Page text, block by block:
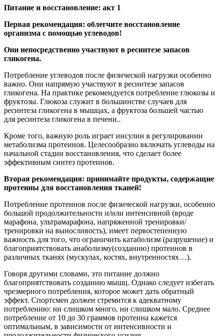
Питание и восстановление: акт 1
Первая рекомендация: облегчите восстановление
организма с помощью углеводов!
Они непосредственно участвуют в ресинтезе запасов
гликогена.
Потребление углеводов после физической нагрузки особенно
важно. Они напрямую участвуют в ресинтезе запасов
гликогена. На практике рекомендуется потребление глюкозы и
фруктозы. Глюкоза служит в большинстве случаев для
ресинтеза гликогена в мышцах, а фруктоза большей частью
для ресинтеза гликогена в печени..
Кроме того, важную роль играет инсулин в регулировании
метаболизма протеинов. Целесообразно включать углеводы на
начальной стадии восстановления, что сделает более
эффективным синтез протеинов.
Вторая рекомендация: принимайте продукты, содержащие
протеины для восстановления тканей!
Потребление протеинов после физической нагрузки, особенно
большой продолжительности и/или интенсивной (вроде
марафона, ультрамарафона, напряженной тренировки/
тренировки на выносливость), имеет первостепенную
важность для того, что ограничить катаболизм (разрушение) и
благоприятствовать анаболизму(созданию) протеинов в
различных тканях (мускулах, костях, внутренностях…).
Говоря другими словами, это питание должно
благоприятствовать созданию мышц. Однако следует избегать
чрезмерного потребления, которое может дать обратный
эффект. Спортсмен должен стремится к адекватному
потреблению: ни слишком много, ни слишком мало. Среднее
потребление от 10 до 30 граммов протеина кажется
оптимальным, в зависимости от интенсивности и